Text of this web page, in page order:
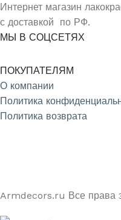
Интернет магазин
с доставкой по РФ.
МЫ В СОЦСЕТЯХ
ПОКУПАТЕЛЯМ
О компании
Политика
Политика возврата
Armdecors.ru Все права